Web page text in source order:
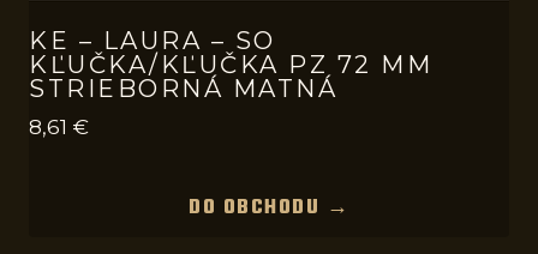
KE – LAURA – SO
KĽUČKA/KĽUČKA PZ 72 MM
STRIEBORNÁ MATNÁ
8,61 €
DO OBCHODU →